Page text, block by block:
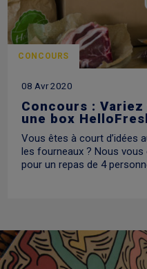
CONCOURS
08 Avr 2020
Concours :
une box
Vous êtes à court d’idées
les fourneaux ? Nous
pour un repas de 4